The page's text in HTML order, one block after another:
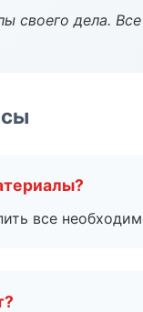
своего дела.
все